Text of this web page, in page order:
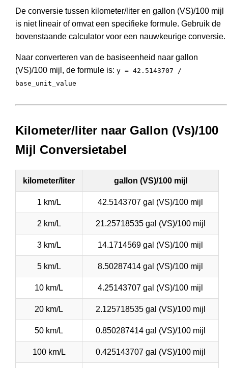
De conversie tussen kilometer/liter en gallon (VS)/100 mijl
is niet lineair of omvat een specifieke formule. Gebruik de
bovenstaande calculator voor een nauwkeurige conversie.
Naar converteren van de basiseenheid naar gallon
(VS)/100 mijl, de formule is: y = 42.5143707 /
base_unit_value
Kilometer/liter naar Gallon (Vs)/100
Mijl Conversietabel
kilometer/liter gallon (VS)/100 mijl
1 km/L 42.5143707 gal (VS)/100 mijl
2 km/L 21.25718535 gal (VS)/100 mijl
3 km/L 14.1714569 gal (VS)/100 mijl
5 km/L 8.50287414 gal (VS)/100 mijl
10 km/L 4.25143707 gal (VS)/100 mijl
20 km/L 2.125718535 gal (VS)/100 mijl
50 km/L 0.850287414 gal (VS)/100 mijl
100 km/L 0.425143707 gal (VS)/100 mijl